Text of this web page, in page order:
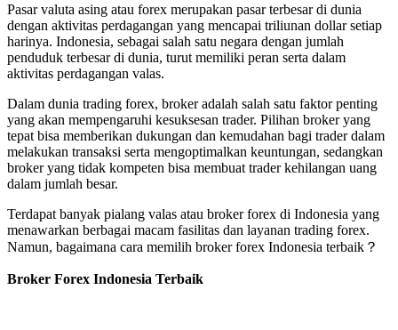
Pasar valuta asing atau forex merupakan pasar terbesar di dunia
dengan aktivitas perdagangan yang mencapai triliunan dollar setiap
harinya. Indonesia, sebagai salah satu negara dengan jumlah
penduduk terbesar di dunia, turut memiliki peran serta dalam
aktivitas perdagangan valas.
Dalam dunia trading forex, broker adalah salah satu faktor penting
yang akan mempengaruhi kesuksesan trader. Pilihan broker yang
tepat bisa memberikan dukungan dan kemudahan bagi trader dalam
melakukan transaksi serta mengoptimalkan keuntungan, sedangkan
broker yang tidak kompeten bisa membuat trader kehilangan uang
dalam jumlah besar.
Terdapat banyak pialang valas atau broker forex di Indonesia yang
menawarkan berbagai macam fasilitas dan layanan trading forex.
Namun, bagaimana cara memilih broker forex Indonesia terbaik ？
Broker Forex Indonesia Terbaik